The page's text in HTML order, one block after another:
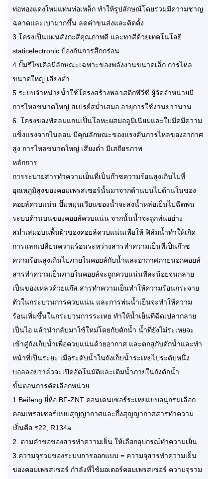
ท่อทองแดงใหม่แทนท่อเหล็ก ทำให้รูปลักษณ์โดยรวมมีความชาญ
ฉลาดและเบามากขึ้น ลดค่าขนส่งและติดตั้ง
3.โครงเป็นแผ่นสังกะสีคุณภาพดี และทาสีด้วยเทคโนโลยี
staticelectronic ป้องกันการสึกกร่อน
4.ปั๊มรีไซเคิลมีลักษณะเฉพาะของพลังงานขนาดเล็ก การไหล
ขนาดใหญ่ เสียงต่ำ
5.ระบบจำหน่ายน้ำใช้โครงสร้างพลาสติกพีวีซี ผู้จัดจำหน่ายมี
การไหลขนาดใหญ่ สเปรย์สม่ำเสมอ อายุการใช้งานยาวนาน
6. โครงของพัดลมแกนเป็นโลหะผสมอลูมิเนียมและใบมีดมีความ
แข็งแรงจากไนลอน มีคุณลักษณะของแรงดันการไหลของอากาศ
สูง การไหลขนาดใหญ่ เสียงต่ำ มีเสถียรภาพ
หลักการ
การระบายสารทำความเย็นที่เป็นก๊าซความร้อนสูงเกินไปที่
อุณหภูมิสูงของคอมเพรสเซอร์นั้นมาจากด้านบนไปด้านในของ
คอยล์ควบแน่น ปั๊มหมุนเวียนของน้ำจะส่งน้ำหล่อเย็นไปฉีดพ่น
ระบบด้านบนของคอยล์ควบแน่น จากนั้นน้ำจะถูกพ่นอย่าง
สม่ำเสมอบนพื้นผิวของคอยล์ควบแน่นเพื่อให้ ฟิล์มน้ำทำให้เกิด
การแลกเปลี่ยนความร้อนระหว่างสารทำความเย็นที่เป็นก๊าซ
ความร้อนสูงเกินไปภายในคอยล์กับน้ำและอากาศภายนอกคอยล์
สารทำความเย็นภายในคอยล์จะถูกควบแน่นทีละน้อยจนกลาย
เป็นของเหลวด้วยแก๊ส สารทำความเย็นทำให้ความร้อนกระจาย
ตัวในกระบวนการควบแน่น และการพ่นน้ำเย็นจะทำให้ความ
ร้อนเพิ่มขึ้นในกระบวนการระเหย ทำให้น้ำเย็นที่ฉีดเปล่ากลาย
เป็นไอ แล้วนำกลับมาใช้ใหม่โดยกับดักน้ำ น้ำที่ยังไม่ระเหยจะ
เข้าสู่ถังเก็บน้ำเพื่อควบแน่นด้วยอากาศ และตกสู่กับดักน้ำและทำ
หน้าที่เป็นระยะ เมื่อระดับน้ำในถังเก็บน้ำระเหยไประดับหนึ่ง
บอลลอยวาล์วจะเปิดอัตโนมัติและเติมน้ำภายในถังดักน้ำ
ขั้นตอนการคัดเลือกหน่วย
1.Beifeng ยี่ห้อ BF-ZNT คอนเดนเซอร์ระเหยแบบอนุกรมเลือก
คอมเพรสเซอร์แบบสุญญากาศและกึ่งสุญญากาศสารทำความ
เย็นคือ ร22, R134a
2. ตามคำขอของสารทำความเย็น ให้เลือกอุปกรณ์ทำความเย็น
3.ความจุรวมของระบบการออกแบบ = ความจุสารทำความเย็น
ของคอมเพรสเซอร์ กำลังที่ใช้มอเตอร์คอมเพรสเซอร์ ความจุรวม